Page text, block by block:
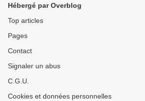
Hébergé par Overblog
Top articles
Pages
Contact
Signaler un abus
C.G.U.
Cookies et données personnelles